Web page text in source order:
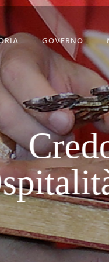
MAESTRI
MAESTRO
GOVERNO
GOVERNO
CORPO